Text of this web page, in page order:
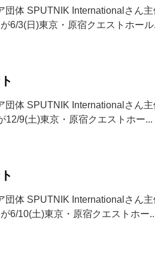
体 SPUTNIK Internationalさん
6/3(日)東京・原宿クエストホール
体 SPUTNIK Internationalさん
12/9(土)東京・原宿クエストホー...
体 SPUTNIK Internationalさん
6/10(土)東京・原宿クエストホー